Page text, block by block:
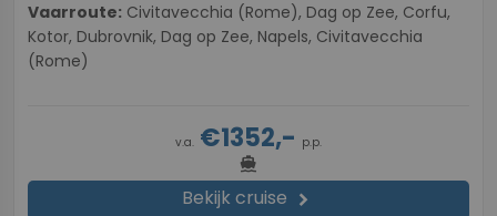
Vaarroute:
Kotor, Dubrovnik, Dag op Zee, Napels, Civitavecchia
(Rome)
v.a. €1352,- p.p.
directions_boat
Bekijk cruise chevron_right